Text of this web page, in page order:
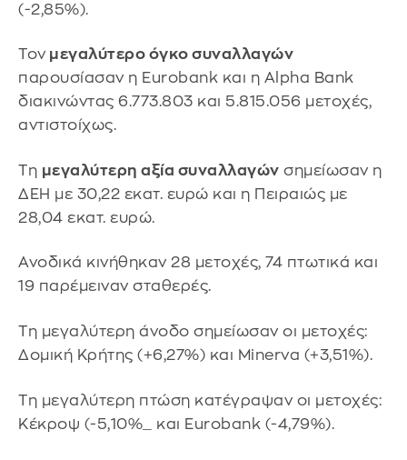
(-2,85%).
Τον μεγαλύτερο όγκο συναλλαγών
παρουσίασαν η Eurobank και η Alpha Bank
διακινώντας 6.773.803 και 5.815.056 μετοχές,
αντιστοίχως.
Τη μεγαλύτερη αξία συναλλαγών σημείωσαν η
ΔΕΗ με 30,22 εκατ. ευρώ και η Πειραιώς με
28,04 εκατ. ευρώ.
Ανοδικά κινήθηκαν 28 μετοχές, 74 πτωτικά και
19 παρέμειναν σταθερές.
Τη μεγαλύτερη άνοδο σημείωσαν οι μετοχές:
Δομική Κρήτης (+6,27%) και Minerva (+3,51%).
Τη μεγαλύτερη πτώση κατέγραψαν οι μετοχές:
Κέκροψ (-5,10%_ και Eurobank (-4,79%).